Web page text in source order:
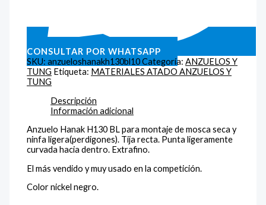
CONSULTAR POR WHATSAPP
SKU:anzueloshanakh130bl10Categoría:ANZUELOS Y
TUNG Etiqueta: MATERIALES ATADO ANZUELOS Y
TUNG
Descripción
Información adicional
Anzuelo Hanak H130 BL para montaje de mosca seca y
ninfa ligera(perdigones). Tija recta. Punta ligeramente
curvada hacia dentro. Extrafino.
El más vendido y muy usado en la competición.
Color nickel negro.